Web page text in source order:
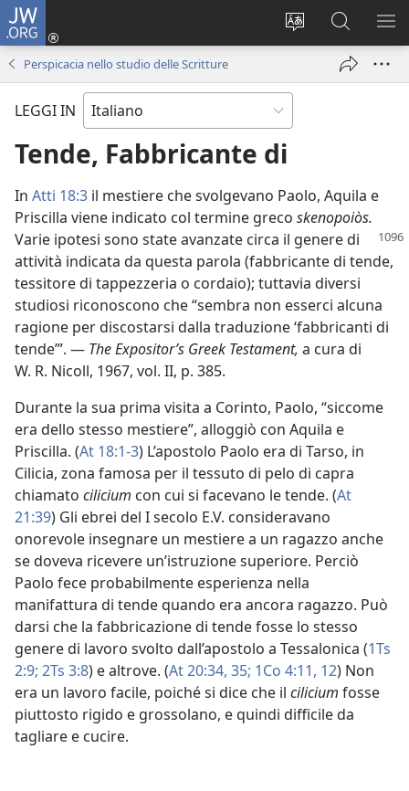
JW.ORG
Modificare
Accedi
(apre
finestra)
Cerca
in
JW.ORG
Perspicacia nello studio delle Scritture
LEGGI IN
Tende, Fabbricante di
In Atti 18:3 il mestiere che svolgevano Paolo, Aquila e
Priscilla viene indicato col termine greco skenopoiòs.
Varie ipotesi sono state avanzate circa il genere di
attività indicata da questa parola (fabbricante di tende,
tessitore di tappezzeria o cordaio); tuttavia diversi
studiosi riconoscono che “sembra non esserci alcuna
ragione per discostarsi dalla traduzione ‘fabbricanti di
tende’”. — The Expositor’s Greek Testament, a cura di
W. R. Nicoll, 1967, vol. II, p. 385.
Durante la sua prima visita a Corinto, Paolo, “siccome
era dello stesso mestiere”, alloggiò con Aquila e
Priscilla. (At 18:1-3) L’apostolo Paolo era di Tarso, in
Cilicia, zona famosa per il tessuto di pelo di capra
chiamato cilicium con cui si facevano le tende. (At
21:39) Gli ebrei del I secolo E.V. consideravano
onorevole insegnare un mestiere a un ragazzo anche
se doveva ricevere un’istruzione superiore. Perciò
Paolo fece probabilmente esperienza nella
manifattura di tende quando era ancora ragazzo. Può
darsi che la fabbricazione di tende fosse lo stesso
genere di lavoro svolto dall’apostolo a Tessalonica (1Ts
2:9; 2Ts 3:8) e altrove. (At 20:34, 35; 1Co 4:11, 12) Non
era un lavoro facile, poiché si dice che il cilicium fosse
piuttosto rigido e grossolano, e quindi difficile da
tagliare e cucire.